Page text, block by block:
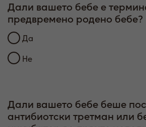
Дали вашето бебе е
предвремено родено бебе?
Да
Не
Дали вашето бебе беше
антибиотски третман или